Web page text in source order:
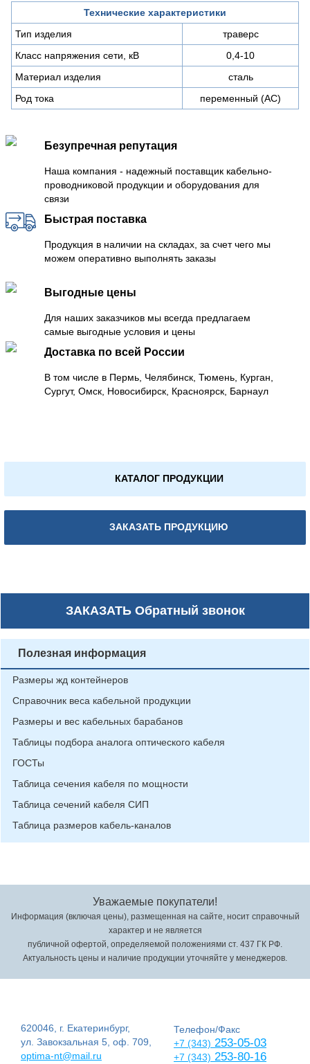
Технические характеристики
Тип изделия
траверс
Класс напряжения сети, кВ
0,4-10
Материал изделия
сталь
Род тока
переменный (AC)
Безупречная репутация
Наша компания - надежный поставщик кабельно-
проводниковой продукции и оборудования для
связи
Быстрая поставка
Продукция в наличии на складах, за счет чего мы
можем оперативно выполнять заказы
Выгодные цены
Для наших заказчиков мы всегда предлагаем
самые выгодные условия и цены
Доставка по всей России
В том числе в Пермь, Челябинск, Тюмень, Курган,
Сургут, Омск, Новосибирск, Красноярск, Барнаул
КАТАЛОГ ПРОДУКЦИИ
ЗАКАЗАТЬ ПРОДУКЦИЮ
ЗАКАЗАТЬОбратный звонок
Полезная информация
Размеры жд контейнеров
Справочник веса кабельной продукции
Размеры и вес кабельных барабанов
Таблицы подбора аналога оптического кабеля
ГОСТы
Таблица сечения кабеля по мощности
Таблица сечений кабеля СИП
Таблица размеров кабель-каналов
Уважаемые покупатели!
Информация (включая цены), размещенная на сайте, носит справочный
характер и не является
публичной офертой, определяемой положениями ст. 437 ГК РФ.
Актуальность цены и наличие продукции уточняйте у менеджеров.
620046, г. Екатеринбург,
ул. Завокзальная 5, оф. 709,
optima-nt@mail.ru
Телефон/Факс
+7 (343) 253-05-03
+7 (343) 253-80-16